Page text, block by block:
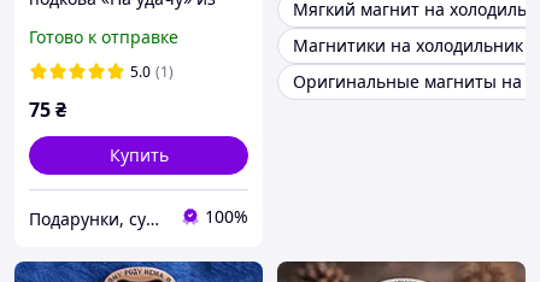
украинский оберег на
холодильник, подарок 8×8
Готово к отправке
5.0 (1)
75₴
Купить
Подарунки, сувеніри, предмети інтер'єру "Елефант" | © elephant.dp.ua 100%
Мягкий магнит на
Магнитики на холодильник
Оригинальные магниты на